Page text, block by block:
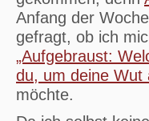
Anfang der
gefragt, ob ich
„Aufgebraust:
du, um deine Wut
möchte.